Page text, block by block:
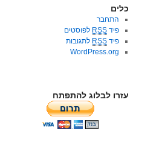
כלים
התחבר
פיד RSS לפוסטים
פיד RSS לתגובות
WordPress.org
עזרו לבלוג להתפתח